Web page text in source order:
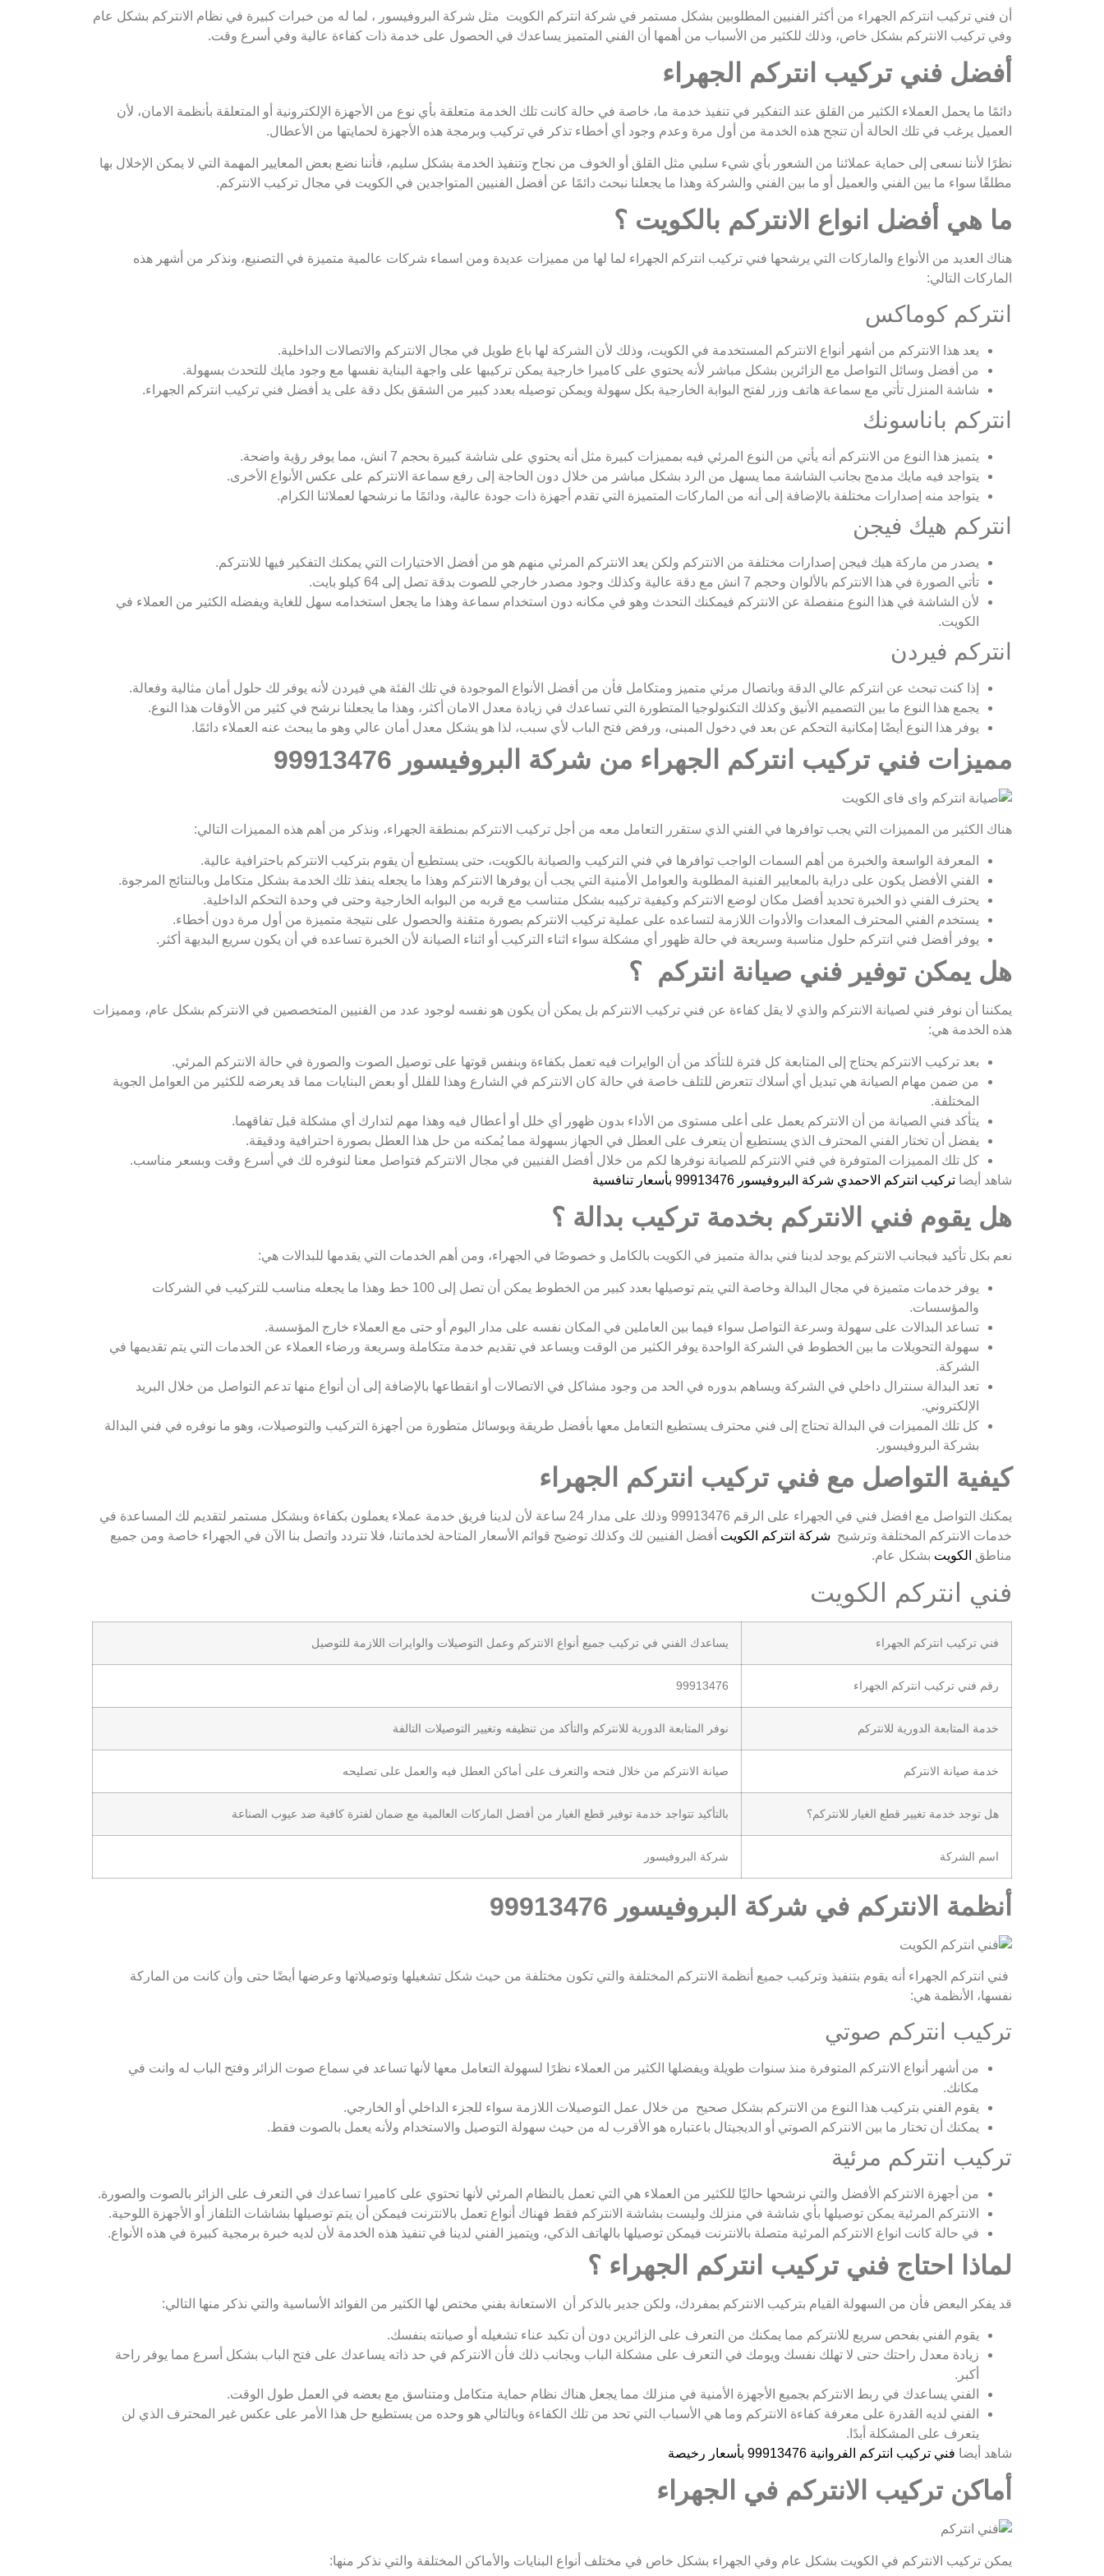
أن فني تركيب انتركم الجهراء من أكثر الفنيين المطلوبين بشكل مستمر في شركة انتركم الكويت مثل شركة البروفيسور ، لما له من خبرات كبيرة في نظام الانتركم بشكل عام
وفي تركيب الانتركم بشكل خاص، وذلك للكثير من الأسباب من أهمها أن الفني المتميز يساعدك في الحصول على خدمة ذات كفاءة عالية وفي أسرع وقت.
أفضل فني تركيب انتركم الجهراء
دائمًا ما يحمل العملاء الكثير من القلق عند التفكير في تنفيذ خدمة ما، خاصة في حالة كانت تلك الخدمة متعلقة بأي نوع من الأجهزة الإلكترونية أو المتعلقة بأنظمة الامان، لأن
العميل يرغب في تلك الحالة أن تنجح هذه الخدمة من أول مرة وعدم وجود أي أخطاء تذكر في تركيب وبرمجة هذه الأجهزة لحمايتها من الأعطال.
نظرًا لأننا نسعى إلى حماية عملائنا من الشعور بأي شيء سلبي مثل القلق أو الخوف من نجاح وتنفيذ الخدمة بشكل سليم، فأننا نضع بعض المعايير المهمة التي لا يمكن الإخلال بها
مطلقًا سواء ما بين الفني والعميل أو ما بين الفني والشركة وهذا ما يجعلنا نبحث دائمًا عن أفضل الفنيين المتواجدين في الكويت في مجال تركيب الانتركم.
ما هي أفضل انواع الانتركم بالكويت ؟
هناك العديد من الأنواع والماركات التي يرشحها فني تركيب انتركم الجهراء لما لها من مميزات عديدة ومن اسماء شركات عالمية متميزة في التصنيع، ونذكر من أشهر هذه
الماركات التالي:
انتركم كوماكس
يعد هذا الانتركم من أشهر أنواع الانتركم المستخدمة في الكويت، وذلك لأن الشركة لها باع طويل في مجال الانتركم والاتصالات الداخلية.
من أفضل وسائل التواصل مع الزائرين بشكل مباشر لأنه يحتوي على كاميرا خارجية يمكن تركيبها على واجهة البناية نفسها مع وجود مايك للتحدث بسهولة.
شاشة المنزل تأتي مع سماعة هاتف وزر لفتح البوابة الخارجية بكل سهولة ويمكن توصيله بعدد كبير من الشقق بكل دقة على يد أفضل فني تركيب انتركم الجهراء.
انتركم باناسونك
يتميز هذا النوع من الانتركم أنه يأتي من النوع المرئي فيه بمميزات كبيرة مثل أنه يحتوي على شاشة كبيرة بحجم 7 انش، مما يوفر رؤية واضحة.
يتواجد فيه مايك مدمج بجانب الشاشة مما يسهل من الرد بشكل مباشر من خلال دون الحاجة إلى رفع سماعة الانتركم على عكس الأنواع الأخرى.
يتواجد منه إصدارات مختلفة بالإضافة إلى أنه من الماركات المتميزة التي تقدم أجهزة ذات جودة عالية، ودائمًا ما نرشحها لعملائنا الكرام.
انتركم هيك فيجن
يصدر من ماركة هيك فيجن إصدارات مختلفة من الانتركم ولكن يعد الانتركم المرئي منهم هو من أفضل الاختيارات التي يمكنك التفكير فيها للانتركم.
تأتي الصورة في هذا الانتركم بالألوان وحجم 7 انش مع دقة عالية وكذلك وجود مصدر خارجي للصوت بدقة تصل إلى 64 كيلو بايت.
لأن الشاشة في هذا النوع منفصلة عن الانتركم فيمكنك التحدث وهو في مكانه دون استخدام سماعة وهذا ما يجعل استخدامه سهل للغاية ويفضله الكثير من العملاء في
الكويت.
انتركم فيردن
إذا كنت تبحث عن انتركم عالي الدقة وباتصال مرئي متميز ومتكامل فأن من أفضل الأنواع الموجودة في تلك الفئة هي فيردن لأنه يوفر لك حلول أمان مثالية وفعالة.
يجمع هذا النوع ما بين التصميم الأنيق وكذلك التكنولوجيا المتطورة التي تساعدك في زيادة معدل الامان أكثر، وهذا ما يجعلنا نرشح في كثير من الأوقات هذا النوع.
يوفر هذا النوع أيضًا إمكانية التحكم عن بعد في دخول المبنى، ورفض فتح الباب لأي سبب، لذا هو يشكل معدل أمان عالي وهو ما يبحث عنه العملاء دائمًا.
مميزات فني تركيب انتركم الجهراء من شركة البروفيسور 99913476
هناك الكثير من المميزات التي يجب توافرها في الفني الذي ستقرر التعامل معه من أجل تركيب الانتركم بمنطقة الجهراء، ونذكر من أهم هذه المميزات التالي:
المعرفة الواسعة والخبرة من أهم السمات الواجب توافرها في فني التركيب والصيانة بالكويت، حتى يستطيع أن يقوم بتركيب الانتركم باحترافية عالية.
الفني الأفضل يكون على دراية بالمعايير الفنية المطلوبة والعوامل الأمنية التي يجب أن يوفرها الانتركم وهذا ما يجعله ينفذ تلك الخدمة بشكل متكامل وبالنتائج المرجوة.
يحترف الفني ذو الخبرة تحديد أفضل مكان لوضع الانتركم وكيفية تركيبه بشكل متناسب مع قربه من البوابه الخارجية وحتى في وحدة التحكم الداخلية.
يستخدم الفني المحترف المعدات والأدوات اللازمة لتساعده على عملية تركيب الانتركم بصورة متقنة والحصول على نتيجة متميزة من أول مرة دون أخطاء.
يوفر أفضل فني انتركم حلول مناسبة وسريعة في حالة ظهور أي مشكلة سواء اثناء التركيب أو اثناء الصيانة لأن الخبرة تساعده في أن يكون سريع البديهة أكثر.
هل يمكن توفير فني صيانة انتركم ؟
يمكننا أن نوفر فني لصيانة الانتركم والذي لا يقل كفاءة عن فني تركيب الانتركم بل يمكن أن يكون هو نفسه لوجود عدد من الفنيين المتخصصين في الانتركم بشكل عام، ومميزات
هذه الخدمة هي:
بعد تركيب الانتركم يحتاج إلى المتابعة كل فترة للتأكد من أن الوايرات فيه تعمل بكفاءة وبنفس قوتها على توصيل الصوت والصورة في حالة الانتركم المرئي.
من ضمن مهام الصيانة هي تبديل أي أسلاك تتعرض للتلف خاصة في حالة كان الانتركم في الشارع وهذا للفلل أو بعض البنايات مما قد يعرضه للكثير من العوامل الجوية
المختلفة.
يتأكد فني الصيانة من أن الانتركم يعمل على أعلى مستوى من الأداء بدون ظهور أي خلل أو أعطال فيه وهذا مهم لتدارك أي مشكلة قبل تفاقهما.
يفضل أن تختار الفني المحترف الذي يستطيع أن يتعرف على العطل في الجهاز بسهولة مما يُمكنه من حل هذا العطل بصورة احترافية ودقيقة.
كل تلك المميزات المتوفرة في فني الانتركم للصيانة نوفرها لكم من خلال أفضل الفنيين في مجال الانتركم فتواصل معنا لنوفره لك في أسرع وقت وبسعر مناسب.
شاهد أيضا تركيب انتركم الاحمدي شركة البروفيسور 99913476 بأسعار تنافسية
هل يقوم فني الانتركم بخدمة تركيب بدالة ؟
نعم بكل تأكيد فبجانب الانتركم يوجد لدينا فني بدالة متميز في الكويت بالكامل و خصوصًا في الجهراء، ومن أهم الخدمات التي يقدمها للبدالات هي:
يوفر خدمات متميزة في مجال البدالة وخاصة التي يتم توصيلها بعدد كبير من الخطوط يمكن أن تصل إلى 100 خط وهذا ما يجعله مناسب للتركيب في الشركات
والمؤسسات.
تساعد البدالات على سهولة وسرعة التواصل سواء فيما بين العاملين في المكان نفسه على مدار اليوم أو حتى مع العملاء خارج المؤسسة.
سهولة التحويلات ما بين الخطوط في الشركة الواحدة يوفر الكثير من الوقت ويساعد في تقديم خدمة متكاملة وسريعة ورضاء العملاء عن الخدمات التي يتم تقديمها في
الشركة.
تعد البدالة سنترال داخلي في الشركة ويساهم بدوره في الحد من وجود مشاكل في الاتصالات أو انقطاعها بالإضافة إلى أن أنواع منها تدعم التواصل من خلال البريد
الإلكتروني.
كل تلك المميزات في البدالة تحتاج إلى فني محترف يستطيع التعامل معها بأفضل طريقة وبوسائل متطورة من أجهزة التركيب والتوصيلات، وهو ما نوفره في فني البدالة
بشركة البروفيسور.
كيفية التواصل مع فني تركيب انتركم الجهراء
يمكنك التواصل مع افضل فني في الجهراء على الرقم 99913476 وذلك على مدار 24 ساعة لأن لدينا فريق خدمة عملاء يعملون بكفاءة وبشكل مستمر لتقديم لك المساعدة في
خدمات الانتركم المختلفة وترشيح شركة انتركم الكويت أفضل الفنيين لك وكذلك توضيح قوائم الأسعار المتاحة لخدماتنا، فلا تتردد واتصل بنا الآن في الجهراء خاصة ومن جميع
مناطق الكويت بشكل عام.
فني انتركم الكويت
فني تركيب انتركم الجهراء يساعدك الفني في تركيب جميع أنواع الانتركم وعمل التوصيلات والوايرات اللازمة للتوصيل
رقم فني تركيب انتركم الجهراء 99913476
خدمة المتابعة الدورية للانتركم نوفر المتابعة الدورية للانتركم والتأكد من تنظيفه وتغيير التوصيلات التالفة
خدمة صيانة الانتركم صيانة الانتركم من خلال فتحه والتعرف على أماكن العطل فيه والعمل على تصليحه
هل توجد خدمة تغيير قطع الغيار للانتركم؟ بالتأكيد تتواجد خدمة توفير قطع الغيار من أفضل الماركات العالمية مع ضمان لفترة كافية ضد عيوب الصناعة
اسم الشركة شركة البروفيسور
أنظمة الانتركم في شركة البروفيسور 99913476
فني انتركم الجهراء أنه يقوم بتنفيذ وتركيب جميع أنظمة الانتركم المختلفة والتي تكون مختلفة من حيث شكل تشغيلها وتوصيلاتها وعرضها أيضًا حتى وأن كانت من الماركة
نفسها، الأنظمة هي:
تركيب انتركم صوتي
من أشهر أنواع الانتركم المتوفرة منذ سنوات طويلة ويفضلها الكثير من العملاء نظرًا لسهولة التعامل معها لأنها تساعد في سماع صوت الزائر وفتح الباب له وانت في
مكانك.
يقوم الفني بتركيب هذا النوع من الانتركم بشكل صحيح من خلال عمل التوصيلات اللازمة سواء للجزء الداخلي أو الخارجي.
يمكنك أن تختار ما بين الانتركم الصوتي أو الديجيتال باعتباره هو الأقرب له من حيث سهولة التوصيل والاستخدام ولأنه يعمل بالصوت فقط.
تركيب انتركم مرئية
من أجهزة الانتركم الأفضل والتي نرشحها حاليًا للكثير من العملاء هي التي تعمل بالنظام المرئي لأنها تحتوي على كاميرا تساعدك في التعرف على الزائر بالصوت والصورة.
الانتركم المرئية يمكن توصيلها بأي شاشة في منزلك وليست بشاشة الانتركم فقط فهناك أنواع تعمل بالانترنت فيمكن أن يتم توصيلها بشاشات التلفاز أو الأجهزة اللوحية.
في حالة كانت انواع الانتركم المرئية متصلة بالانترنت فيمكن توصيلها بالهاتف الذكي، ويتميز الفني لدينا في تنفيذ هذه الخدمة لأن لديه خبرة برمجية كبيرة في هذه الأنواع.
لماذا احتاج فني تركيب انتركم الجهراء ؟
قد يفكر البعض فأن من السهولة القيام بتركيب الانتركم بمفردك، ولكن جدير بالذكر أن الاستعانة بفني مختص لها الكثير من الفوائد الأساسية والتي نذكر منها التالي:
يقوم الفني بفحص سريع للانتركم مما يمكنك من التعرف على الزائرين دون أن تكبد عناء تشغيله أو صيانته بنفسك.
زيادة معدل راحتك حتى لا تهلك نفسك ويومك في التعرف على مشكلة الباب وبجانب ذلك فأن الانتركم في حد ذاته يساعدك على فتح الباب بشكل أسرع مما يوفر راحة
أكبر.
الفني يساعدك في ربط الانتركم بجميع الأجهزة الأمنية في منزلك مما يجعل هناك نظام حماية متكامل ومتناسق مع بعضه في العمل طول الوقت.
الفني لديه القدرة على معرفة كفاءة الانتركم وما هي الأسباب التي تحد من تلك الكفاءة وبالتالي هو وحده من يستطيع حل هذا الأمر على عكس غير المحترف الذي لن
يتعرف على المشكلة أبدًا.
شاهد أيضا فني تركيب انتركم الفروانية 99913476 بأسعار رخيصة
أماكن تركيب الانتركم في الجهراء
يمكن تركيب الانتركم في الكويت بشكل عام وفي الجهراء بشكل خاص في مختلف أنواع البنايات والأماكن المختلفة والتي نذكر منها: